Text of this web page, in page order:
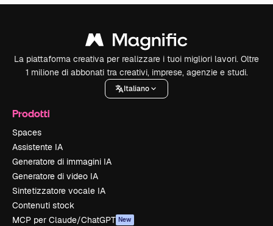
La piattaforma creativa per realizzare i tuoi migliori lavori. Oltre
1 milione di abbonati tra creativi, imprese, agenzie e studi.
Italiano
Prodotti
Spaces
Assistente IA
Generatore di immagini IA
Generatore di video IA
Sintetizzatore vocale IA
Contenuti stock
MCP per Claude/ChatGPT New